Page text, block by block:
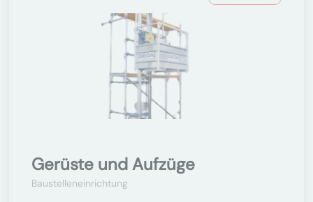
Gerüste und Aufzüge
Baustelleneinrichtung